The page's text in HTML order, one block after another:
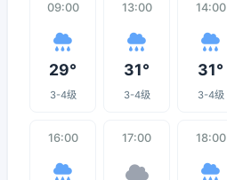
09:00
29°
3-4级
13:00
31°
3-4级
14:00
31°
3-4级
16:00 17:00 18:00